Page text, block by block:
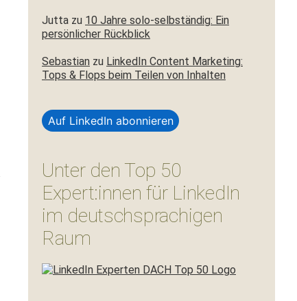
Jutta zu 10 Jahre solo-selbständig: Ein
persönlicher Rückblick
Sebastian zu LinkedIn Content Marketing:
Tops & Flops beim Teilen von Inhalten
Auf LinkedIn abonnieren
Unter den Top 50
Expert:innen für LinkedIn
im deutschsprachigen
Raum